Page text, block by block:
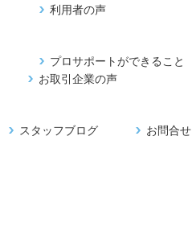
利用者の声
プロサポートができること
お取引企業の声
スタッフブログ
お問合せ